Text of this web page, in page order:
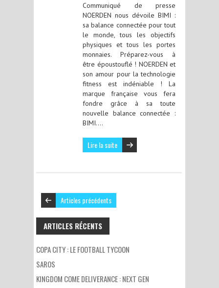
Communiqué de presse
NOERDEN nous dévoile BIMI :
sa balance connectée pour tout
le monde, tous les objectifs
physiques et tous les portes
monnaies. Préparez-vous à
être époustouflé ! NOERDEN et
son amour pour la technologie
fitness est indéniable ! La
marque française vous fera
fondre grâce à sa toute
nouvelle balance connectée :
BIMI….
Lire la suite
Articles précédents
ARTICLES RÉCENTS
COPA CITY : LE FOOTBALL TYCOON
SAROS
KINGDOM COME DELIVERANCE : NEXT GEN